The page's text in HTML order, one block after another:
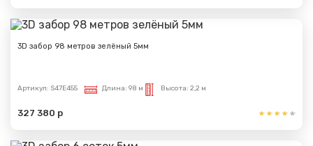
3D забор 98 метров зелёный 5мм
Артикул: S47E455 Длина: 98 м Высота: 2,2 м
327 380 р